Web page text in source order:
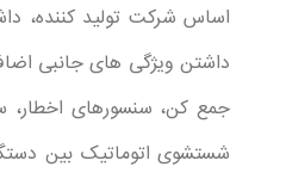
اساس شرکت تولید کننده،
داشتن ویژگی های جانبی
جمع کن، سنسورهای اخطار،
شستشوی اتوماتیک بین